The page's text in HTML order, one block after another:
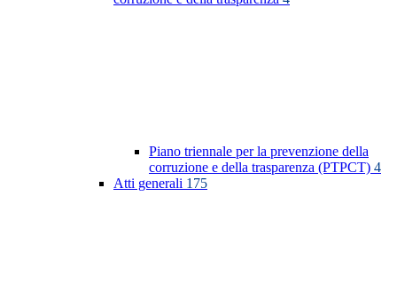
Piano triennale per la prevenzione della
corruzione e della trasparenza (PTPCT) 4
Atti generali 175